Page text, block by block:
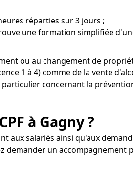
réparties sur 3 jours ;
une formation simplifiée
ou au changement de
1 à 4) comme de la vente
concernant la
à Gagny ?
aux salariés ainsi qu'aux
demander un